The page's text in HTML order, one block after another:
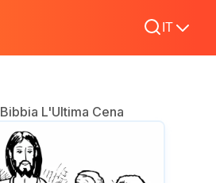
IT
Bibbia L'Ultima Cena